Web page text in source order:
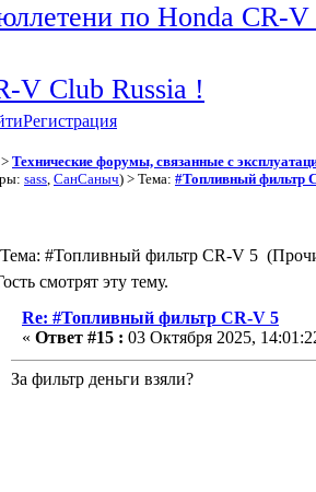
по Honda CR-
V Club Russia !
Регистрация
> Технические форумы, связанные с
sass СанСаныч) > Тема: #Топливный фильтр
Тема: #Топливный фильтр CR-V 5
смотрят эту тему.
Re: #Топливный фильтр CR-V 5
« Ответ #15 : 03 Октября 2025,
За фильтр деньги взяли?